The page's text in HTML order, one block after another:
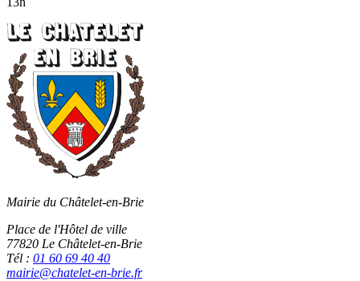
Mairie du Châtelet-en-Brie
Place de l'Hôtel de ville
77820 Le Châtelet-en-Brie
Tél : 01 60 69 40 40
mairie@chatelet-en-brie.fr